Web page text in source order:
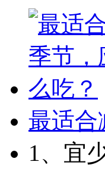
最适合
1、宜